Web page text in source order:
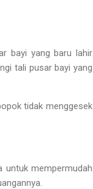
bayi yang baru lahir
tali pusar bayi yang
tidak menggesek
untuk mempermudah